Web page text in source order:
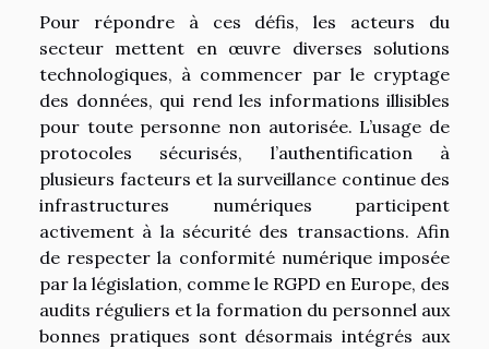
Pour répondre à ces défis, les acteurs du
secteur mettent en œuvre diverses solutions
technologiques, à commencer par le cryptage
des données, qui rend les informations illisibles
pour toute personne non autorisée. L’usage de
protocoles sécurisés, l’authentification à
plusieurs facteurs et la surveillance continue des
infrastructures numériques participent
activement à la sécurité des transactions. Afin
de respecter la conformité numérique imposée
par la législation, comme le RGPD en Europe, des
audits réguliers et la formation du personnel aux
bonnes pratiques sont désormais intégrés aux